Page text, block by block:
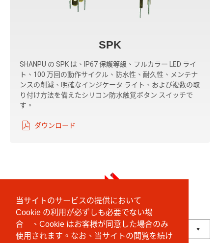
当サイトのサービスの提供において
Cookie の利用が必ずしも必要でない場
合 、Cookie はお客様が同意した場合のみ
使用されます。なお、当サイトの閲覧を続け
SPK
SHANPU の SPK は、IP67 保護等級、フルカラー LED ライ
ト、100 万回の動作サイクル、防水性、耐久性、メンテナ
ンスの削減、明確なインジケータ ライト、および複数の取
り付け方法を備えたシリコン防水触覚ボタン スイッチで
す。
ダウンロード
English 中文 (繁體) にほんご